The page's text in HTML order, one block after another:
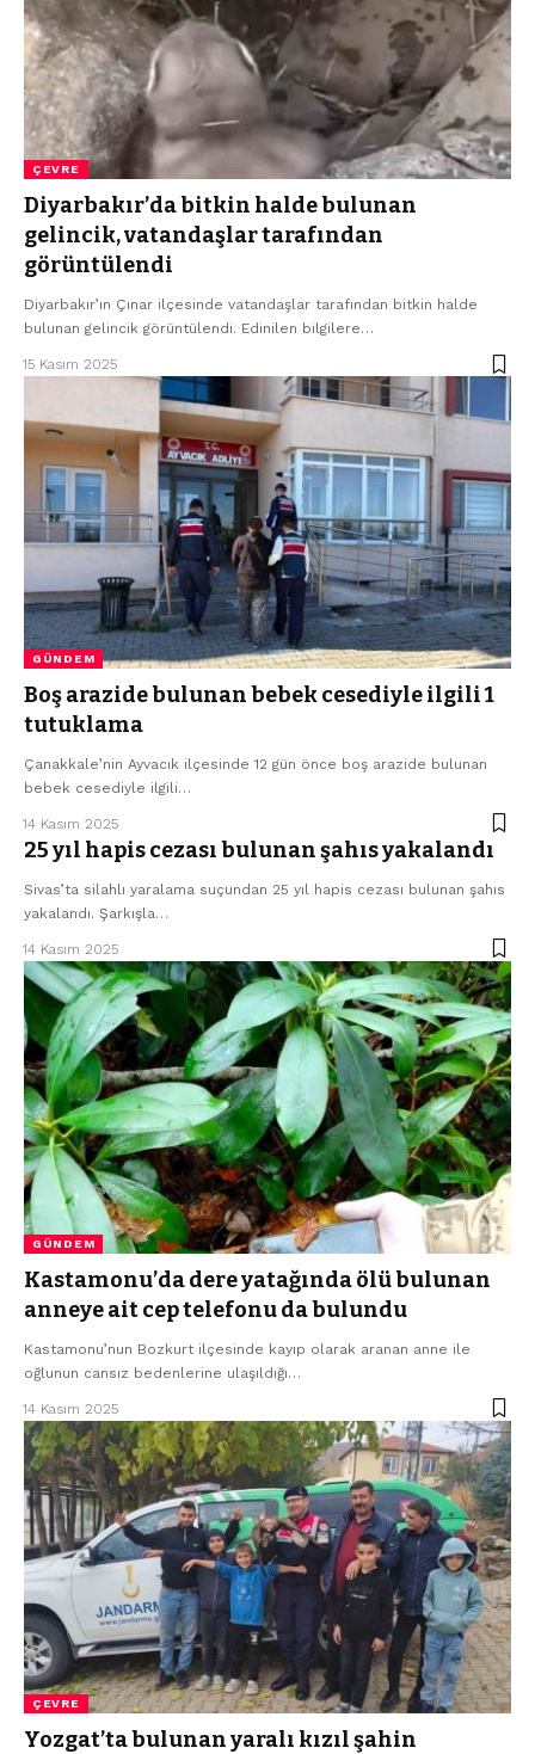
ÇEVRE
Diyarbakır’da bitkin halde bulunan
gelincik, vatandaşlar tarafından
görüntülendi
Diyarbakır’ın Çınar ilçesinde vatandaşlar tarafından bitkin halde
bulunan gelincik görüntülendi. Edinilen bilgilere…
15 Kasım 2025
GÜNDEM
Boş arazide bulunan bebek cesediyle ilgili 1
tutuklama
Çanakkale’nin Ayvacık ilçesinde 12 gün önce boş arazide bulunan
bebek cesediyle ilgili…
14 Kasım 2025
25 yıl hapis cezası bulunan şahıs yakalandı
Sivas’ta silahlı yaralama suçundan 25 yıl hapis cezası bulunan şahıs
yakalandı. Şarkışla…
14 Kasım 2025
GÜNDEM
Kastamonu’da dere yatağında ölü bulunan
anneye ait cep telefonu da bulundu
Kastamonu’nun Bozkurt ilçesinde kayıp olarak aranan anne ile
oğlunun cansız bedenlerine ulaşıldığı…
14 Kasım 2025
ÇEVRE
Yozgat’ta bulunan yaralı kızıl şahin